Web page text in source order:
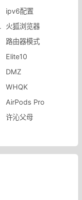
ipv6配置
Tool
火狐浏览器
路由器模式
Elite10
DMZ
WHQK
AirPods Pro
许沁父母